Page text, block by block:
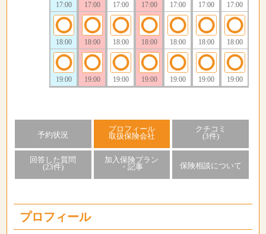
17:00
18:00
19:00
17:00
18:00
19:00
17:00
18:00
19:00
17:00
18:00
19:00
17:00
18:00
19:00
17:00
18:00
19:00
17:00
18:00
19:00
予約状況
プロフィール
取扱保険会社
クチコミ
(3件)
回答した質問
(23件)
加入保険プラン
・記事
保険相談について
プロフィール